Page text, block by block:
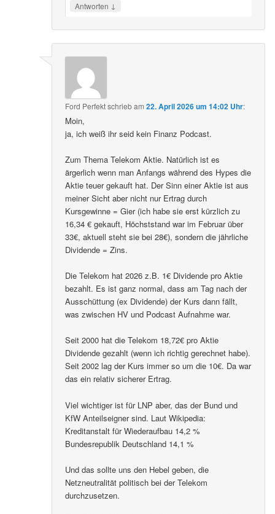
Antworten ↓
Ford Perfektschriebam22. April 2026 um 14:02 Uhr:
Moin,
ja, ich weiß ihr seid kein Finanz Podcast.
Zum Thema Telekom Aktie. Natürlich ist es
ärgerlich wenn man Anfangs während des Hypes die
Aktie teuer gekauft hat. Der Sinn einer Aktie ist aus
meiner Sicht aber nicht nur Ertrag durch
Kursgewinne = Gier (ich habe sie erst kürzlich zu
16,34 € gekauft, Höchststand war im Februar über
33€, aktuell steht sie bei 28€), sondern die jährliche
Dividende = Zins.
Die Telekom hat 2026 z.B. 1€ Dividende pro Aktie
bezahlt. Es ist ganz normal, dass am Tag nach der
Ausschüttung (ex Dividende) der Kurs dann fällt,
was zwischen HV und Podcast Aufnahme war.
Seit 2000 hat die Telekom 18,72€ pro Aktie
Dividende gezahlt (wenn ich richtig gerechnet habe).
Seit 2002 lag der Kurs immer so um die 10€. Da war
das ein relativ sicherer Ertrag.
Viel wichtiger ist für LNP aber, das der Bund und
KfW Anteilseigner sind. Laut Wikipedia:
Kreditanstalt für Wiederaufbau 14,2 %
Bundesrepublik Deutschland 14,1 %
Und das sollte uns den Hebel geben, die
Netzneutralität politisch bei der Telekom
durchzusetzen.